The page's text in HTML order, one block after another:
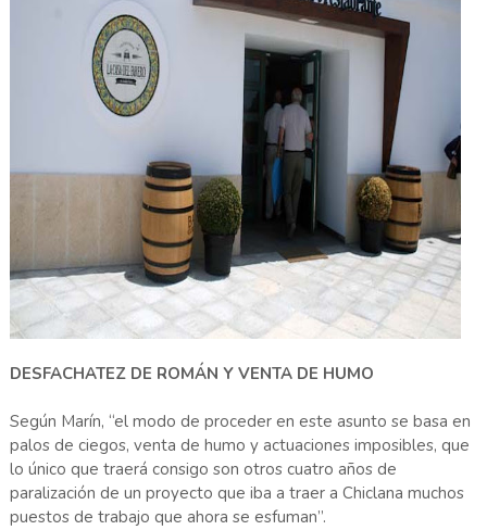
DESFACHATEZ DE ROMÁN Y VENTA DE HUMO
Según Marín, “el modo de proceder en este asunto se basa en
palos de ciegos, venta de humo y actuaciones imposibles, que
lo único que traerá consigo son otros cuatro años de
paralización de un proyecto que iba a traer a Chiclana muchos
puestos de trabajo que ahora se esfuman”.